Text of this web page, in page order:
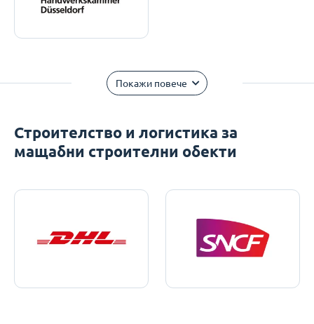
Покажи повече
Строителство и логистика за
мащабни строителни обекти